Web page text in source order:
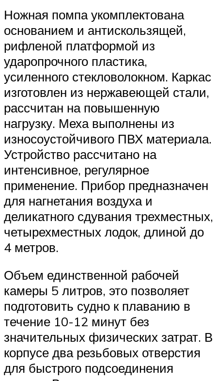
Ножная помпа укомплектована
основанием и антискользящей,
рифленой платформой из
ударопрочного пластика,
усиленного стекловолокном. Каркас
изготовлен из нержавеющей стали,
рассчитан на повышенную
нагрузку. Меха выполнены из
износоустойчивого ПВХ материала.
Устройство рассчитано на
интенсивное, регулярное
применение. Прибор предназначен
для нагнетания воздуха и
деликатного сдувания трехместных,
четырехместных лодок, длиной до
4 метров.
Объем единственной рабочей
камеры 5 литров, это позволяет
подготовить судно к плаванию в
течение 10-12 минут без
значительных физических затрат. В
корпусе два резьбовых отверстия
для быстрого подсоединения